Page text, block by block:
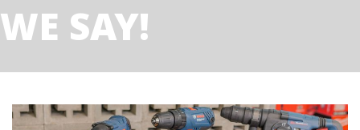
WE SAY!